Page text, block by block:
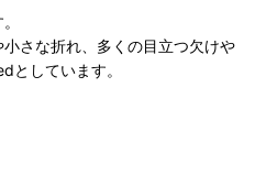
さな折れ、多くの目立つ欠けや
としています。